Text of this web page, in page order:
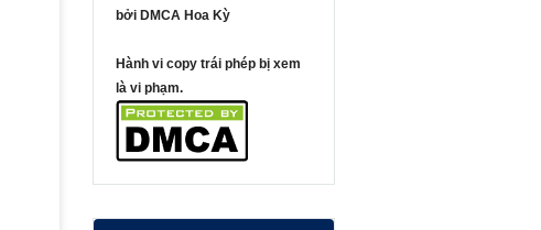
bởi DMCA Hoa Kỳ
Hành vi copy trái phép bị xem
là vi phạm.